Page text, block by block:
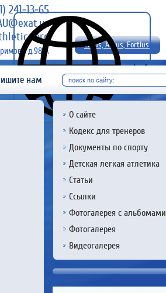
241-13-65
д.98 А
Citius, Altius, Fortius!
RU
нам
О сайте
Кодекс для тренеров
Документы по спорту
Детская легкая атлетика
Статьи
Ссылки
Фотогалерея с альбомами
Фотогалерея
Видеогалерея